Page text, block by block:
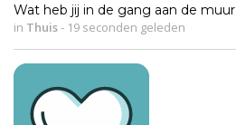
Wat heb jij in de gang aan de muur
in Thuis- 19 seconden geleden